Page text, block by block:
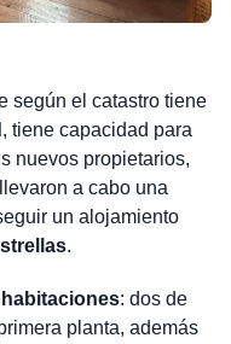
según el catastro tiene
, tiene capacidad para
nuevos propietarios,
a cabo una
un alojamiento
.
: dos de
planta, además